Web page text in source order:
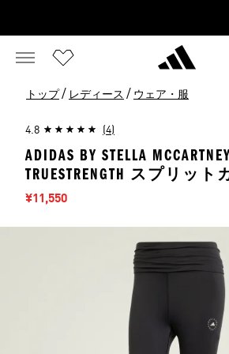
トップ / レディース / ウェア・服
4.8 (4)
ADIDAS BY STELLA MCCARTNEY
TRUESTRENGTH スプリッ
セール価格
¥11,550